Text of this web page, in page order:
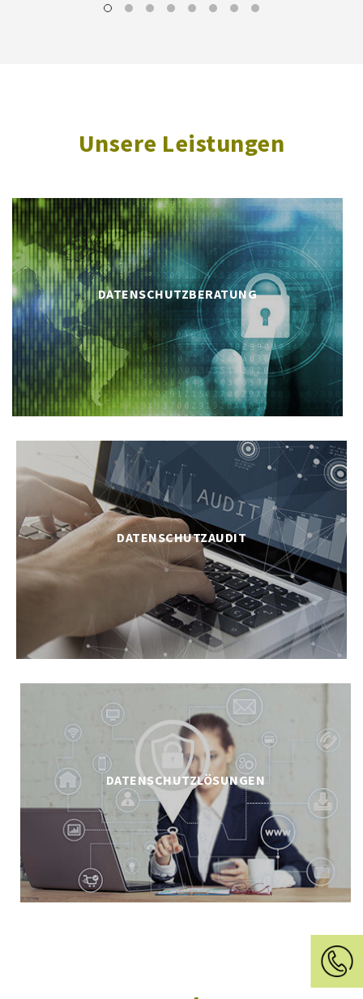
Unsere Leistungen
DATENSCHUTZBERATUNG
DATENSCHUTZAUDIT
DATENSCHUTZLÖSUNGEN